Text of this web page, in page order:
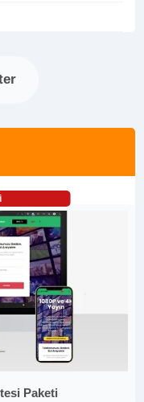
Paketi